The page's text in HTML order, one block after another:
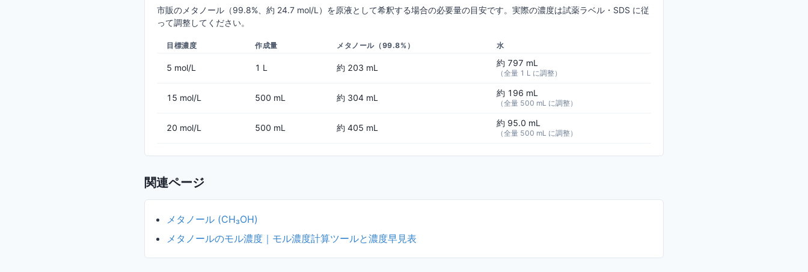
市販のメタノール（99.8%、約 24.7 mol/L）を原液として希釈する場合の必要量の目安です。実際の濃度は試薬ラベル・SDS に従
って調整してください。
目標濃度 作成量 メタノール（99.8%） 水
5 mol/L 1 L 約 203 mL 約 797 mL
（全量 1 L に調整）
15 mol/L 500 mL 約 304 mL 約 196 mL
（全量 500 mL に調整）
20 mol/L 500 mL 約 405 mL 約 95.0 mL
（全量 500 mL に調整）
関連ページ
メタノール (CH₃OH)
メタノールのモル濃度｜モル濃度計算ツールと濃度早見表